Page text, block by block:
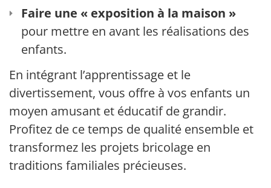
Faire une « exposition à la maison »
pour mettre en avant les réalisations des
enfants.
En intégrant l’apprentissage et le
divertissement, vous offre à vos enfants un
moyen amusant et éducatif de grandir.
Profitez de ce temps de qualité ensemble et
transformez les projets bricolage en
traditions familiales précieuses.